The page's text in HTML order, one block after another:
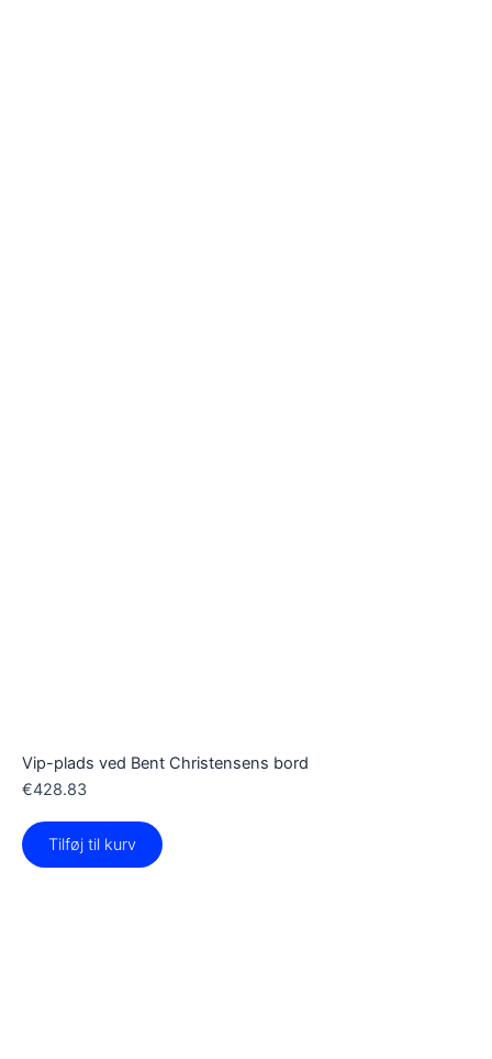
Vip-plads ved Bent Christensens bord
€428.83
Tilføj til kurv